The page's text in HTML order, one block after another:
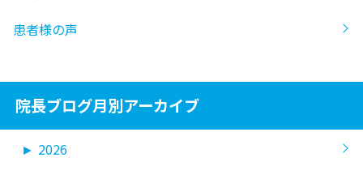
患者様の声
院長ブログ月別アーカイブ
► 2026